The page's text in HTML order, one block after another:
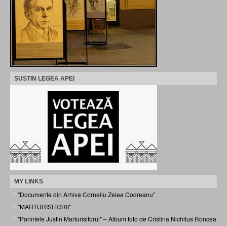
SUSTIN LEGEA APEI
MY LINKS
"Documente din Arhiva Corneliu Zelea Codreanu"
"MARTURISITORII"
"Parintele Justin Marturisitorul" – Album foto de Cristina Nichitus Roncea